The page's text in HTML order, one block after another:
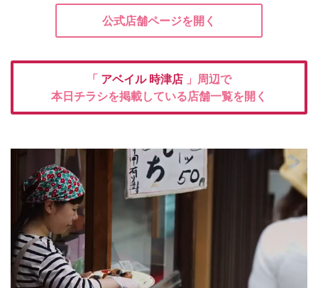
公式店舗ページを開く
「 アベイル 時津店 」周辺で
本日チラシを掲載している店舗一覧を開く